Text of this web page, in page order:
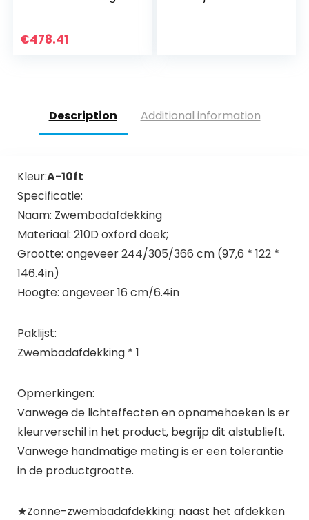
Bachbrunnen en
€478.41
Description Additional information
Kleur:A-10ft
Specificatie:
Naam: Zwembadafdekking
Materiaal: 210D oxford doek;
Grootte: ongeveer 244/305/366 cm (97,6 * 122 *
146.4in)
Hoogte: ongeveer 16 cm/6.4in
Paklijst:
Zwembadafdekking * 1
Opmerkingen:
Vanwege de lichteffecten en opnamehoeken is er
kleurverschil in het product, begrijp dit alstublieft.
Vanwege handmatige meting is er een tolerantie
in de productgrootte.
★Zonne-zwembadafdekking: naast het afdekken